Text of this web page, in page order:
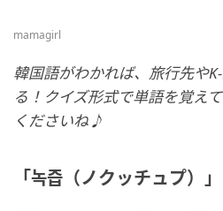
mamagirl
韓国語がわかれば、旅行先や
る！クイズ形式で単語を覚え
くださいね♪
「녹즙（ノクッチュプ）